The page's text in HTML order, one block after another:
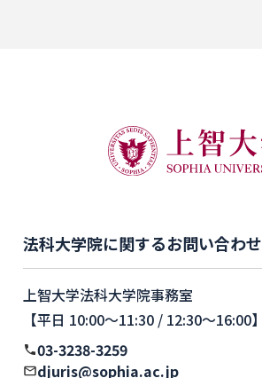
法科大学院に関するお問い合わせ
上智大学法科大学院事務室
【平日 10:00〜11:30 / 12:30〜16:00】
03-3238-3259
djuris@sophia.ac.jp